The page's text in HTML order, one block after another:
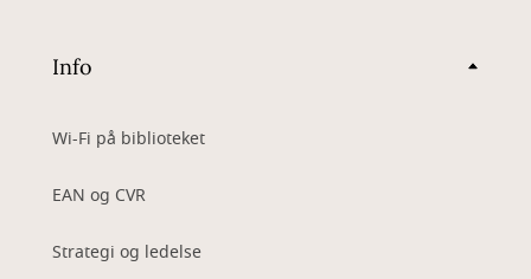
Info
Wi-Fi på biblioteket
EAN og CVR
Strategi og ledelse